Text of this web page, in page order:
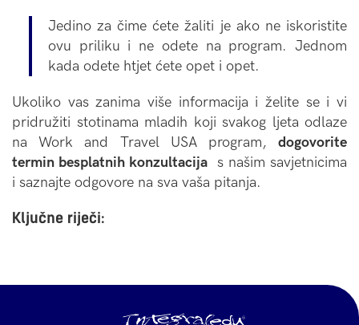
Jedino za čime ćete žaliti je ako ne iskoristite
ovu priliku i ne odete na program. Jednom
kada odete htjet ćete opet i opet.
Ukoliko vas zanima više informacija i želite se i vi
pridružiti stotinama mladih koji svakog ljeta odlaze
na Work and Travel USA program, dogovorite
termin besplatnih konzultacija s našim savjetnicima
i saznajte odgovore na sva vaša pitanja.
Ključne riječi: